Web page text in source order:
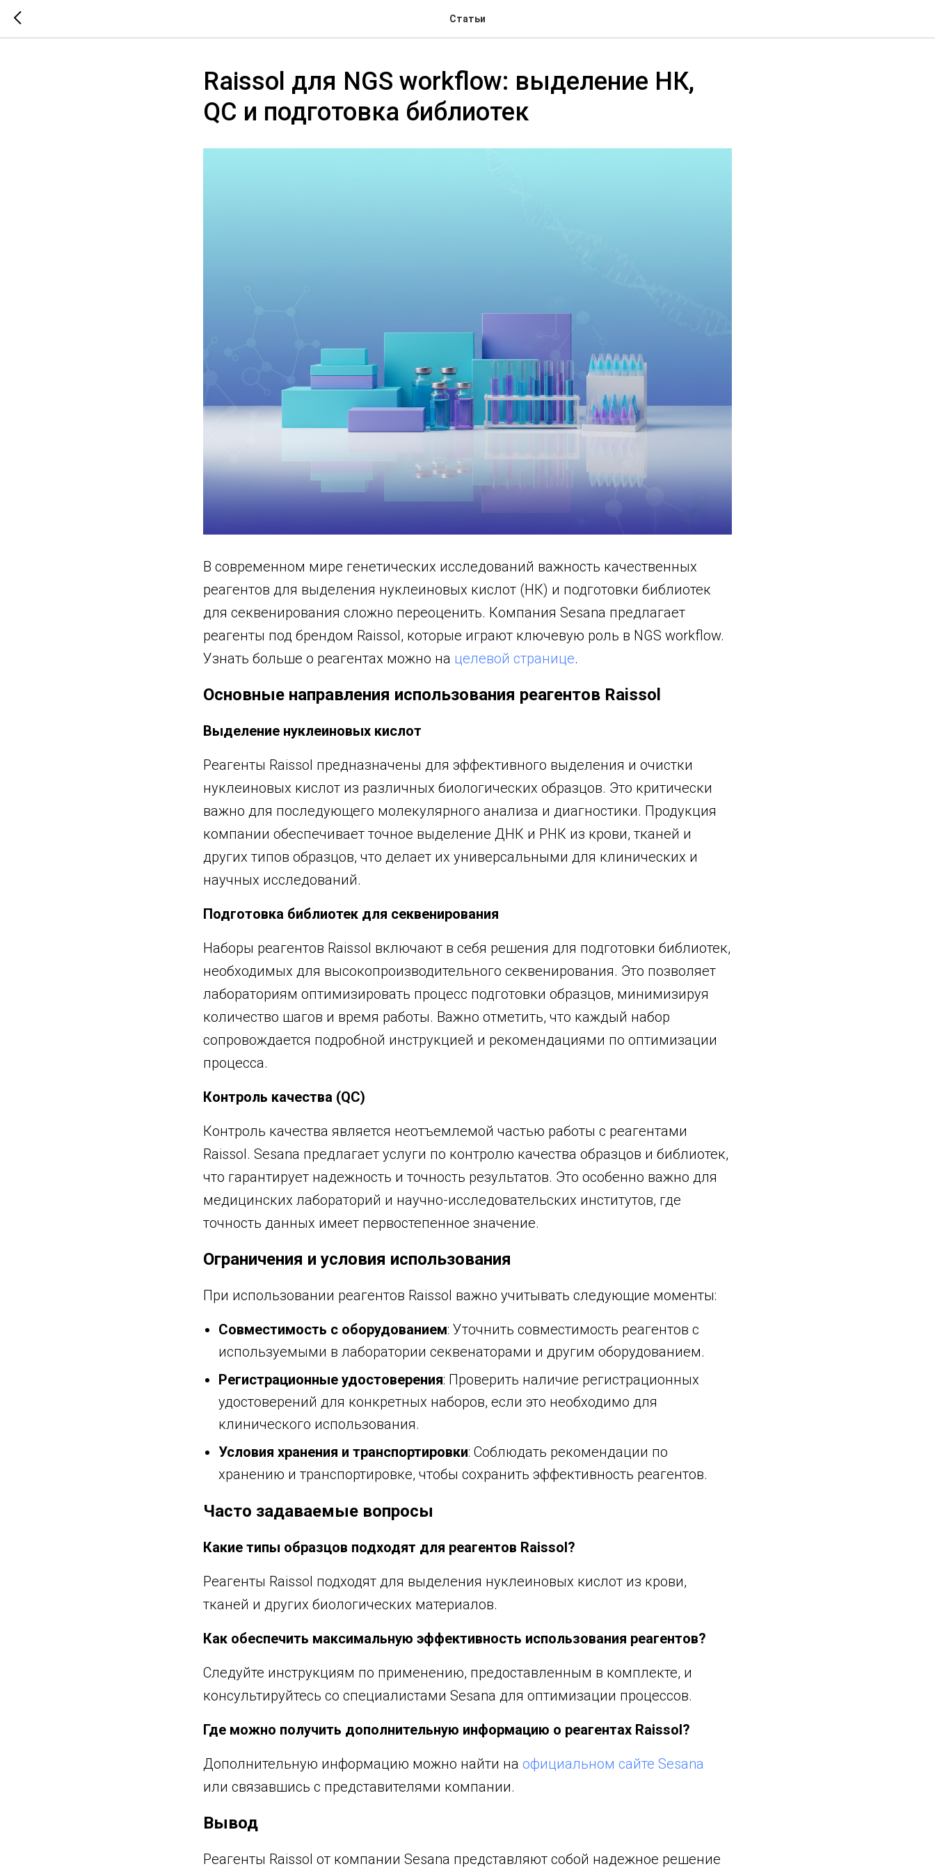
Статьи
Raissol для NGS workflow: выделение НК,
QC и подготовка библиотек
В современном мире генетических исследований важность качественных
реагентов для выделения нуклеиновых кислот (НК) и подготовки библиотек
для секвенирования сложно переоценить. Компания Sesana предлагает
реагенты под брендом Raissol, которые играют ключевую роль в NGS workflow.
Узнать больше о реагентах можно на целевой странице.
Основные направления использования реагентов Raissol
Выделение нуклеиновых кислот
Реагенты Raissol предназначены для эффективного выделения и очистки
нуклеиновых кислот из различных биологических образцов. Это критически
важно для последующего молекулярного анализа и диагностики. Продукция
компании обеспечивает точное выделение ДНК и РНК из крови, тканей и
других типов образцов, что делает их универсальными для клинических и
научных исследований.
Подготовка библиотек для секвенирования
Наборы реагентов Raissol включают в себя решения для подготовки библиотек,
необходимых для высокопроизводительного секвенирования. Это позволяет
лабораториям оптимизировать процесс подготовки образцов, минимизируя
количество шагов и время работы. Важно отметить, что каждый набор
сопровождается подробной инструкцией и рекомендациями по оптимизации
процесса.
Контроль качества (QC)
Контроль качества является неотъемлемой частью работы с реагентами
Raissol. Sesana предлагает услуги по контролю качества образцов и библиотек,
что гарантирует надежность и точность результатов. Это особенно важно для
медицинских лабораторий и научно-исследовательских институтов, где
точность данных имеет первостепенное значение.
Ограничения и условия использования
При использовании реагентов Raissol важно учитывать следующие моменты:
Совместимость с оборудованием: Уточнить совместимость реагентов с
используемыми в лаборатории секвенаторами и другим оборудованием.
Регистрационные удостоверения: Проверить наличие регистрационных
удостоверений для конкретных наборов, если это необходимо для
клинического использования.
Условия хранения и транспортировки: Соблюдать рекомендации по
хранению и транспортировке, чтобы сохранить эффективность реагентов.
Часто задаваемые вопросы
Какие типы образцов подходят для реагентов Raissol?
Реагенты Raissol подходят для выделения нуклеиновых кислот из крови,
тканей и других биологических материалов.
Как обеспечить максимальную эффективность использования реагентов?
Следуйте инструкциям по применению, предоставленным в комплекте, и
консультируйтесь со специалистами Sesana для оптимизации процессов.
Где можно получить дополнительную информацию о реагентах Raissol?
Дополнительную информацию можно найти на официальном сайте Sesana
или связавшись с представителями компании.
Вывод
Реагенты Raissol от компании Sesana представляют собой надежное решение